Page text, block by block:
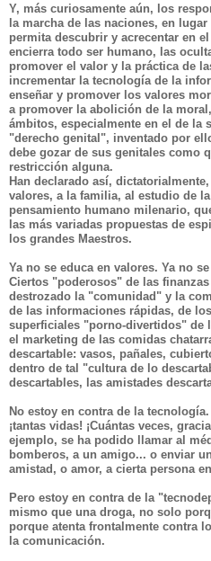
Y, más curiosamente aún, los
la marcha de las naciones, en
permita descubrir y acrecentar en
encierra todo ser humano, las
promover el valor y la práctica de
incrementar la tecnología de la
enseñar y promover los valores
a promover la abolición de la
ámbitos, especialmente en el de la
"derecho genital", inventado por
debe gozar de sus genitales como
restricción alguna.
Han declarado así,
valores, a la familia, al estudio de
pensamiento humano milenario,
las más variadas propuestas de
los grandes Maestros.
Ya no se educa en valores. Ya no
Ciertos "poderosos" de las
destrozado la "comunidad" y la
de las informaciones rápidas, de
superficiales "porno-divertidos" de
el marketing de las comidas
descartable: vasos, pañales,
dentro de tal "cultura de lo
descartables, las amistades
No estoy en contra de la
¡tantas vidas! ¡Cuántas veces,
ejemplo, se ha podido llamar al
bomberos, a un amigo... o enviar
amistad, o amor, a cierta persona
Pero estoy en contra de la
mismo que una droga, no solo
porque atenta frontalmente contra
la comunicación.